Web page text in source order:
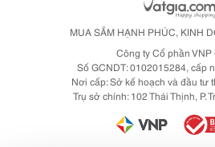
MUA SẮM HẠNH PHÚC, KINH
Công ty Cổ phần VNP
Số GCNDT: 0102015284, cấp
Nơi cấp: Sở kế hoạch và đầu tư
Trụ sở chính: 102 Thái Thịnh, P.